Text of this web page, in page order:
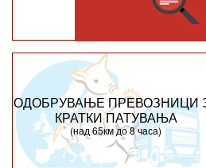
ОДОБРУВАЊЕ ПРЕВОЗНИЦИ
КРАТКИ ПАТУВАЊА
(над 65км до 8 часа)